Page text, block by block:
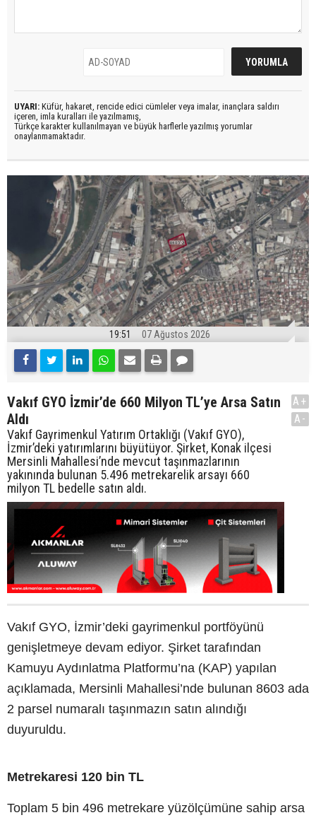
UYARI: Küfür, hakaret, rencide edici cümleler veya imalar, inançlara saldırı
içeren, imla kuralları ile yazılmamış,
Türkçe karakter kullanılmayan ve büyük harflerle yazılmış yorumlar
onaylanmamaktadır.
19:51 07 Ağustos 2026
Vakıf GYO İzmir’de 660 Milyon TL’ye Arsa Satın
Aldı
Vakıf Gayrimenkul Yatırım Ortaklığı (Vakıf GYO),
İzmir’deki yatırımlarını büyütüyor. Şirket, Konak ilçesi
Mersinli Mahallesi’nde mevcut taşınmazlarının
yakınında bulunan 5.496 metrekarelik arsayı 660
milyon TL bedelle satın aldı.
A+
A-
Vakıf GYO, İzmir’deki gayrimenkul portföyünü
genişletmeye devam ediyor. Şirket tarafından
Kamuyu Aydınlatma Platformu’na (KAP) yapılan
açıklamada, Mersinli Mahallesi’nde bulunan 8603 ada
2 parsel numaralı taşınmazın satın alındığı
duyuruldu.
Metrekaresi 120 bin TL
Toplam 5 bin 496 metrekare yüzölçümüne sahip arsa